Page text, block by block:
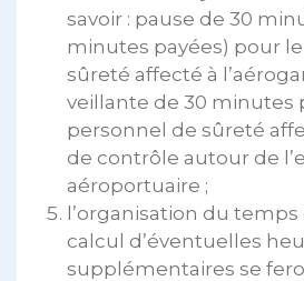
savoir : pause de 30
minutes payées) pour
sûreté affecté à
veillante de 30 minutes
personnel de sûreté
de contrôle autour de
aéroportuaire ;
l’organisation du
calcul d’éventuelles
supplémentaires se